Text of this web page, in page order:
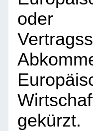
oder
gekürzt.